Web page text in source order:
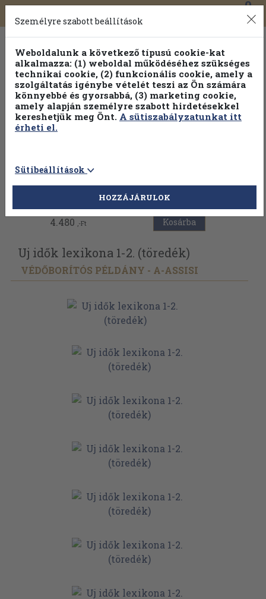
Toggle
navigation
0
Válogasson több mint 30 000 kötet közül
Hobbi témakörökben20% kedvezménnyel!
Vissza az előző oldalra
4.480 ,-Ft Kosárba
Uj idők lexikona 1-2. (töredék)
VÉDŐBORÍTÓS PÉLDÁNY - A-ASSISI
Személyre szabott beállítások
Weboldalunk a következő típusú cookie-kat
alkalmazza: (1) weboldal működéséhez szükséges
technikai cookie, (2) funkcionális cookie, amely a
szolgáltatás igénybe vételét teszi az Ön számára
könnyebbé és gyorsabbá, (3) marketing cookie,
amely alapján személyre szabott hirdetésekkel
kereshetjük meg Önt. A sütiszabályzatunkat itt
érheti el.
Sütibeállítások
HOZZÁJÁRULOK